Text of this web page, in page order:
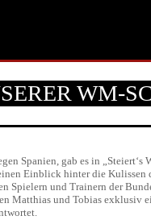
WM-
Spanien, gab es in
Einblick hinter die
Spielern und Trainern der
Matthias und Tobias